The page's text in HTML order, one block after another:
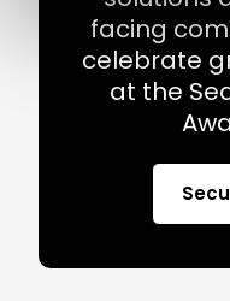
facing
celebrate
at the